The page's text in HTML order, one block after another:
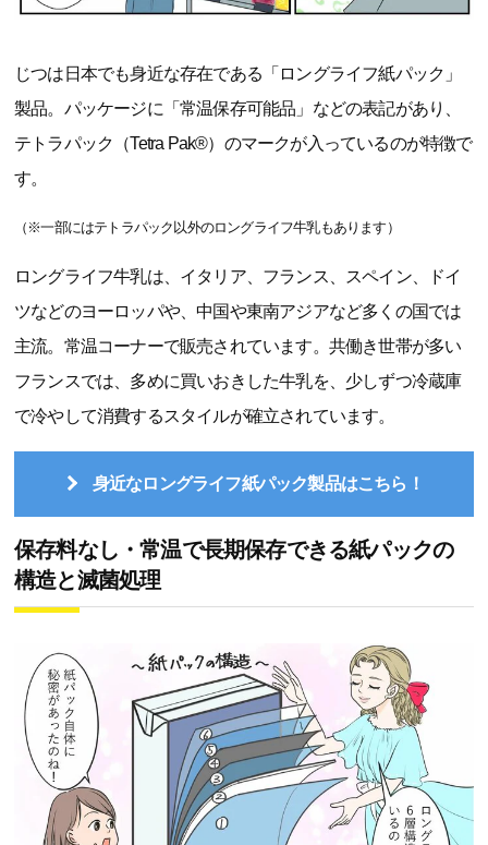
じつは日本でも身近な存在である「ロングライフ紙パック」
製品。パッケージに「常温保存可能品」などの表記があり、
テトラパック（Tetra Pak®）のマークが入っているのが特徴で
す。
（※一部にはテトラパック以外のロングライフ牛乳もあります）
ロングライフ牛乳は、イタリア、フランス、スペイン、ドイ
ツなどのヨーロッパや、中国や東南アジアなど多くの国では
主流。常温コーナーで販売されています。共働き世帯が多い
フランスでは、多めに買いおきした牛乳を、少しずつ冷蔵庫
で冷やして消費するスタイルが確立されています。
身近なロングライフ紙パック製品はこちら！
保存料なし・常温で長期保存できる紙パックの
構造と滅菌処理